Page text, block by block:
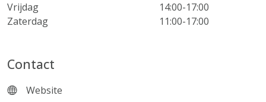
Vrijdag
14:00-17:00
Zaterdag
11:00-17:00
Contact
Website